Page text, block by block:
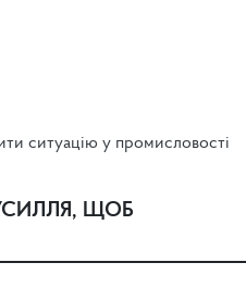
ситуацію у промисловості
ЩОБ